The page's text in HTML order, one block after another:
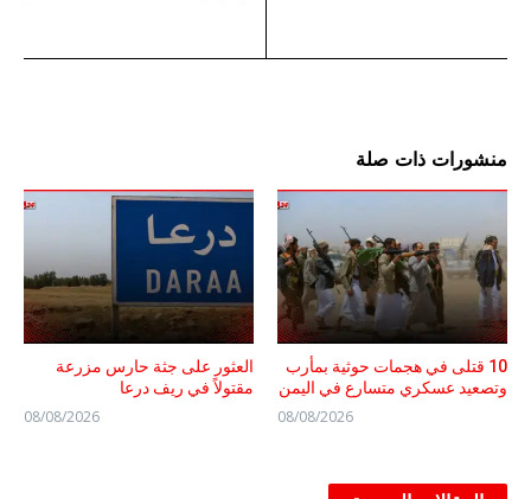
منشورات ذات صلة
10 قتلى في هجمات حوثية بمأرب
وتصعيد عسكري متسارع في اليمن
08/08/2026
العثور على جثة حارس مزرعة
مقتولاً في ريف درعا
08/08/2026